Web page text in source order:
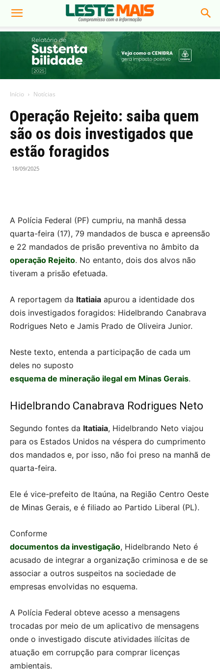
Início Notícias
Operação Rejeito: saiba quem
são os dois investigados que
estão foragidos
18/09/2025
A Polícia Federal (PF) cumpriu, na manhã dessa
quarta-feira (17), 79 mandados de busca e apreensão
e 22 mandados de prisão preventiva no âmbito da
operação Rejeito. No entanto, dois dos alvos não
tiveram a prisão efetuada.
A reportagem da Itatiaia apurou a identidade dos
dois investigados foragidos: Hidelbrando Canabrava
Rodrigues Neto e Jamis Prado de Oliveira Junior.
Neste texto, entenda a participação de cada um
deles no suposto
esquema de mineração ilegal em Minas Gerais.
Hidelbrando Canabrava Rodrigues Neto
Segundo fontes da Itatiaia, Hidelbrando Neto viajou
para os Estados Unidos na véspera do cumprimento
dos mandados e, por isso, não foi preso na manhã de
quarta-feira.
Ele é vice-prefeito de Itaúna, na Região Centro Oeste
de Minas Gerais, e é filiado ao Partido Liberal (PL).
Conforme
documentos da investigação, Hidelbrando Neto é
acusado de integrar a organização criminosa e de se
associar a outros suspeitos na sociedade de
empresas envolvidas no esquema.
A Polícia Federal obteve acesso a mensagens
trocadas por meio de um aplicativo de mensagens
onde o investigado discute atividades ilícitas de
atuação em corrupção para comprar licenças
ambientais.